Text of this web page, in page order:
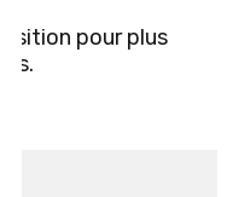
pour plus